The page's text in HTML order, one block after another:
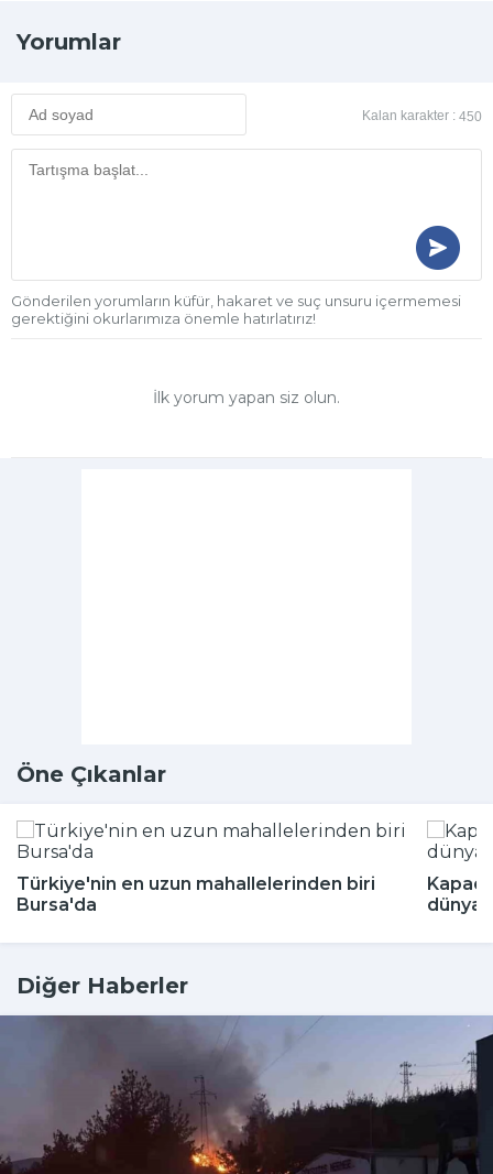
Yorumlar
Kalan karakter : 450
Gönderilen yorumların küfür, hakaret ve suç unsuru içermemesi
gerektiğini okurlarımıza önemle hatırlatırız!
İlk yorum yapan siz olun.
Öne Çıkanlar
Türkiye'nin en uzun mahallelerinden biri
Bursa'da
Diğer Haberler